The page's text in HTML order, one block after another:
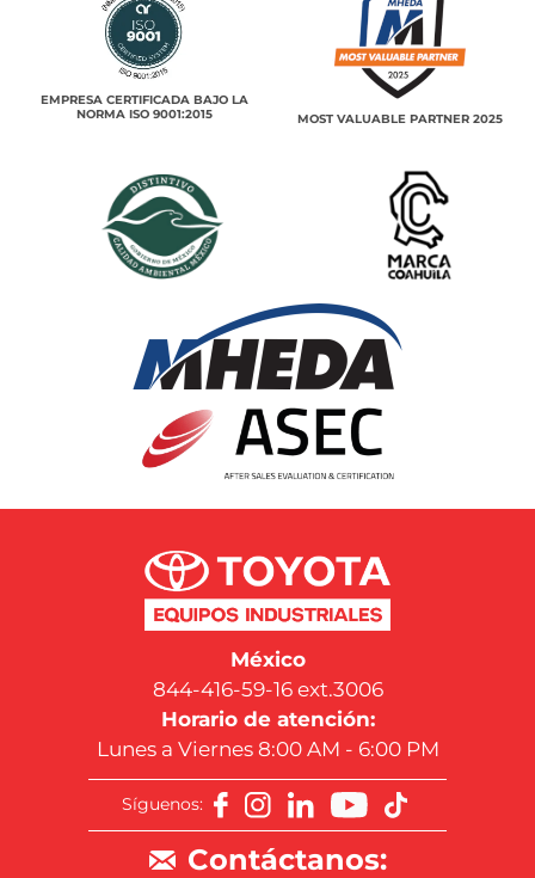
EMPRESA CERTIFICADA BAJO LA
NORMA ISO 9001:2015
MOST VALUABLE PARTNER 2025
México
844-416-59-16 ext.3006
Horario de atención:
Lunes a Viernes 8:00 AM - 6:00 PM
Síguenos:
Contáctanos: